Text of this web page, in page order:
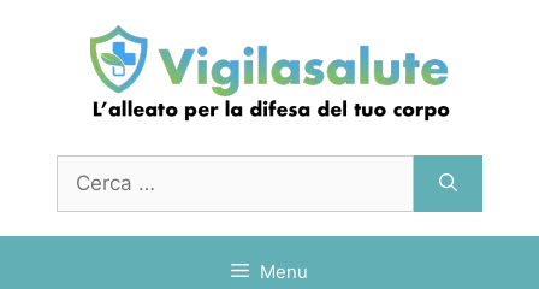
contenuto
per:
Menu